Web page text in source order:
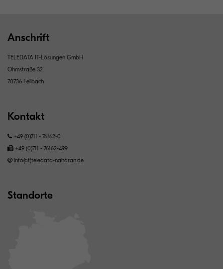
Anschrift
TELEDATA IT-Lösungen GmbH
Ohmstraße 32
70736 Fellbach
Kontakt
+49 (0)711 - 76162-0
+49 (0)711 - 76162-499
info(at)teledata-nahdran.de
Standorte